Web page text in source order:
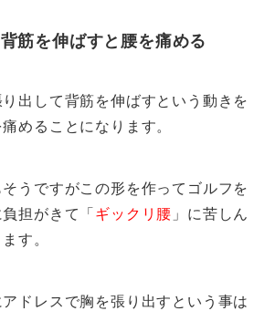
筋を伸ばすと腰を痛める
出して背筋を伸ばすという動きを
めることになります。
うですがこの形を作ってゴルフを
担がきて「ギックリ腰 」に苦しん
す。
ドレスで胸を張り出すという事は